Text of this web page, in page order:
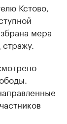
Кстово,
мера